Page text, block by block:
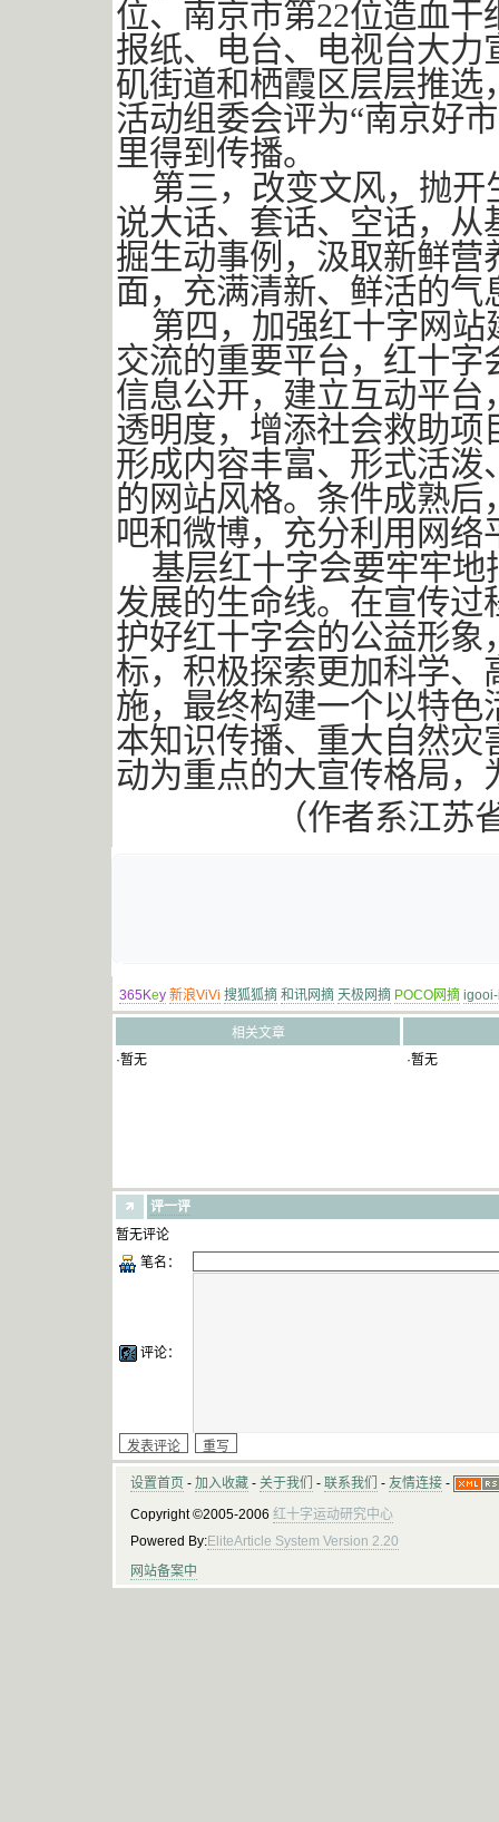
位、南京市第22位造血
报纸、电台、电视台大
矶街道和栖霞区层层推
活动组委会评为“南京好
里得到传播。
第三，改变文风，抛开
说大话、套话、空话，
掘生动事例，汲取新鲜
面，充满清新、鲜活的气
第四，加强红十字网站
交流的重要平台，红十
信息公开，建立互动平
透明度，增添社会救助
形成内容丰富、形式活
的网站风格。条件成熟
吧和微博，充分利用网
基层红十字会要牢牢地
发展的生命线。在宣传
护好红十字会的公益形
标，积极探索更加科学
施，最终构建一个以特
本知识传播、重大自然
动为重点的大宣传格局
（作者系江
365Key 新浪ViVi 搜狐狐摘 和讯网摘 天极网摘 POCO网摘
相关文章
·暂无
·暂无
评一评
暂无评论
笔名：
评论：
设置首页 - 加入收藏 - 关于我们 - 联系我们 - 友情连接 -
Copyright ©2005-2006 红十字运动研究中心
Powered By:EliteArticle System Version 2.20
网站备案中